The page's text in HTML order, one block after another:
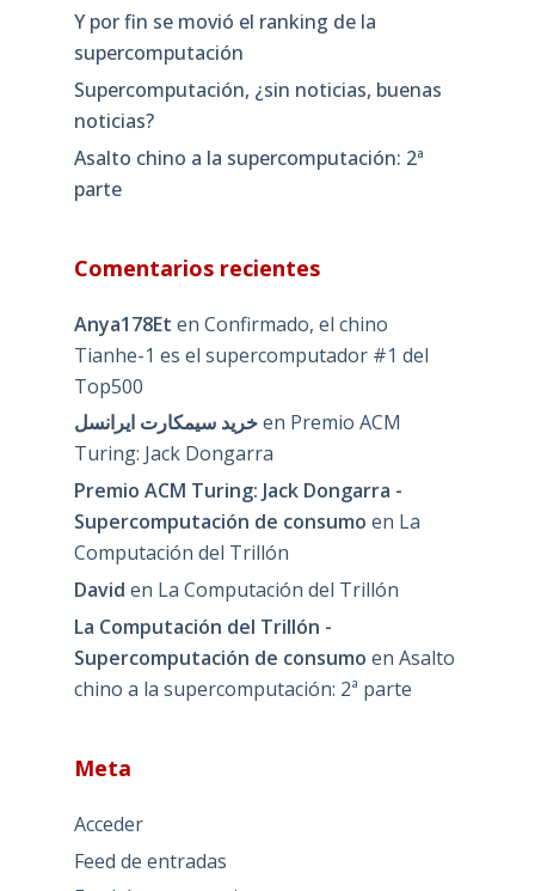
Y por fin se movió el ranking de la
supercomputación
Supercomputación, ¿sin noticias, buenas
noticias?
Asalto chino a la supercomputación: 2ª
parte
Comentarios recientes
Anya178Et en Confirmado, el chino
Tianhe-1 es el supercomputador #1 del
Top500
خرید سیمکارت ایرانسلen Premio ACM
Turing: Jack Dongarra
Premio ACM Turing: Jack Dongarra -
Supercomputación de consumo en La
Computación del Trillón
David en La Computación del Trillón
La Computación del Trillón -
Supercomputación de consumo en Asalto
chino a la supercomputación: 2ª parte
Meta
Acceder
Feed de entradas